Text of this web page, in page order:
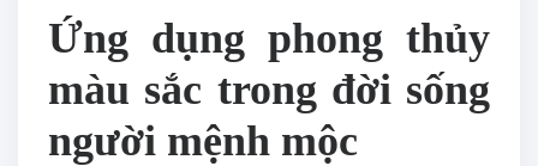
Ứng dụng phong thủy
màu sắc trong đời sống
người mệnh mộc